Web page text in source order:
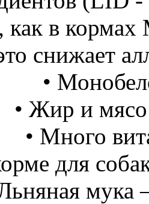
как в
снижает
•
• Жир и мясо
• Много
для
мука